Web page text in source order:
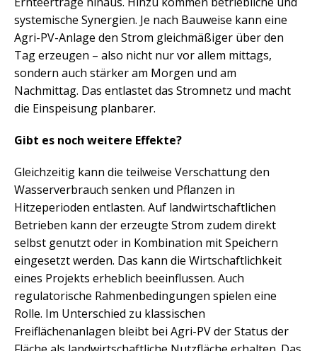
systemische Synergien. Je nach Bauweise kann eine
Agri-PV-Anlage den Strom gleichmäßiger über den
Tag erzeugen – also nicht nur vor allem mittags,
sondern auch stärker am Morgen und am
Nachmittag. Das entlastet das Stromnetz und macht
die Einspeisung planbarer.
Gibt es noch weitere Effekte?
Gleichzeitig kann die teilweise Verschattung den
Wasserverbrauch senken und Pflanzen in
Hitzeperioden entlasten. Auf landwirtschaftlichen
Betrieben kann der erzeugte Strom zudem direkt
selbst genutzt oder in Kombination mit Speichern
eingesetzt werden. Das kann die Wirtschaftlichkeit
eines Projekts erheblich beeinflussen. Auch
regulatorische Rahmenbedingungen spielen eine
Rolle. Im Unterschied zu klassischen
Freiflächenanlagen bleibt bei Agri-PV der Status der